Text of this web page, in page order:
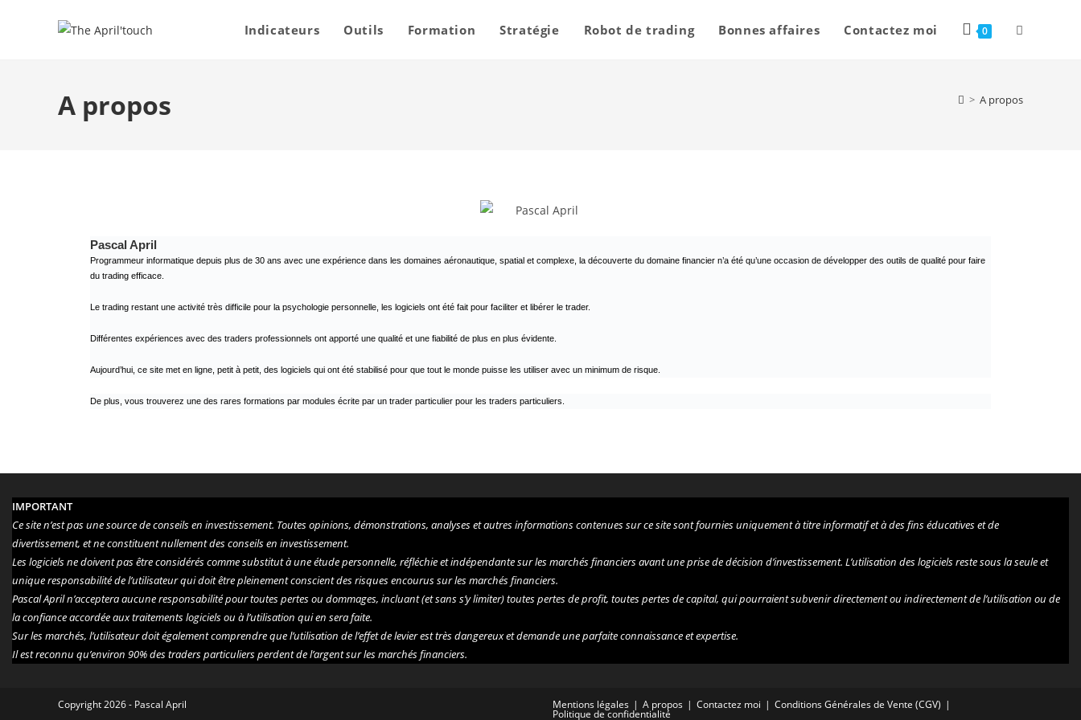
Indicateurs Outils Formation Stratégie Robot de trading Bonnes affaires Contactez moi 0
A propos > A propos
Pascal April
Programmeur informatique depuis plus de 30 ans avec une expérience dans les domaines aéronautique, spatial et complexe, la découverte du domaine financier n’a été qu’une occasion de développer des outils de qualité pour faire
du trading efficace.
Le trading restant une activité très difficile pour la psychologie personnelle, les logiciels ont été fait pour faciliter et libérer le trader.
Différentes expériences avec des traders professionnels ont apporté une qualité et une fiabilité de plus en plus évidente.
Aujourd’hui, ce site met en ligne, petit à petit, des logiciels qui ont été stabilisé pour que tout le monde puisse les utiliser avec un minimum de risque.
De plus, vous trouverez une des rares formations par modules écrite par un trader particulier pour les traders particuliers.
IMPORTANT
Ce site n’est pas une source de conseils en investissement. Toutes opinions, démonstrations, analyses et autres informations contenues sur ce site sont fournies uniquement à titre informatif et à des fins éducatives et de
divertissement, et ne constituent nullement des conseils en investissement.
Les logiciels ne doivent pas être considérés comme substitut à une étude personnelle, réfléchie et indépendante sur les marchés financiers avant une prise de décision d’investissement. L’utilisation des logiciels reste sous la seule et
unique responsabilité de l’utilisateur qui doit être pleinement conscient des risques encourus sur les marchés financiers.
Pascal April n’acceptera aucune responsabilité pour toutes pertes ou dommages, incluant (et sans s’y limiter) toutes pertes de profit, toutes pertes de capital, qui pourraient subvenir directement ou indirectement de l’utilisation ou de
la confiance accordée aux traitements logiciels ou à l’utilisation qui en sera faite.
Sur les marchés, l’utilisateur doit également comprendre que l’utilisation de l’effet de levier est très dangereux et demande une parfaite connaissance et expertise.
Il est reconnu qu’environ 90% des traders particuliers perdent de l’argent sur les marchés financiers.
Mentions légales A propos Contactez moi Conditions Générales de Vente (CGV)
Politique de confidentialité
Copyright 2026 - Pascal April